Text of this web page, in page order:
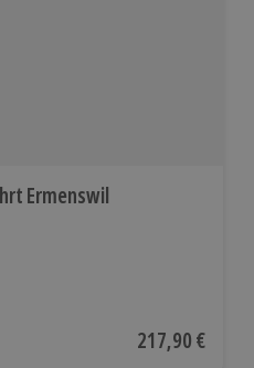
Ermenswil
Aktueller Preis
217,90 €